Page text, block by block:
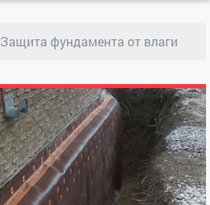
Защита фундамента от влаги